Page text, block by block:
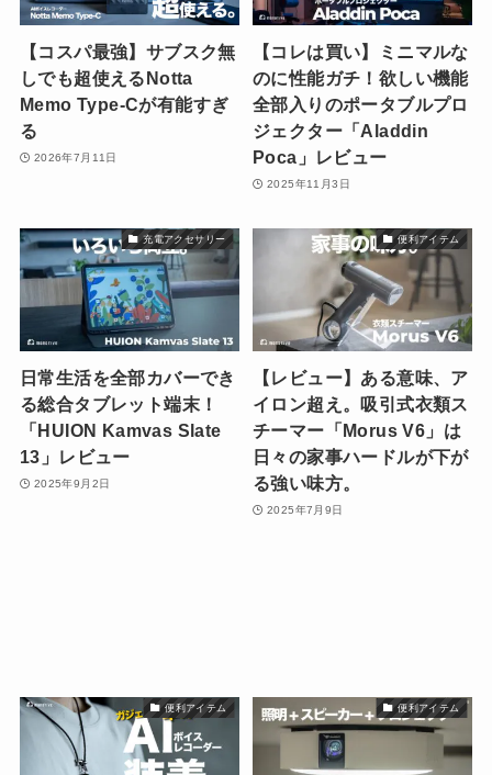
【コスパ最強】サブスク無
しでも超使えるNotta
Memo Type-Cが有能すぎ
る
2026年7月11日
【コレは買い】ミニマルな
のに性能ガチ！欲しい機能
全部入りのポータブルプロ
ジェクター「Aladdin
Poca」レビュー
2025年11月3日
充電アクセサリー
日常生活を全部カバーでき
る総合タブレット端末！
「HUION Kamvas Slate
13」レビュー
2025年9月2日
便利アイテム
【レビュー】ある意味、ア
イロン超え。吸引式衣類ス
チーマー「Morus V6」は
日々の家事ハードルが下が
る強い味方。
2025年7月9日
便利アイテム 便利アイテム